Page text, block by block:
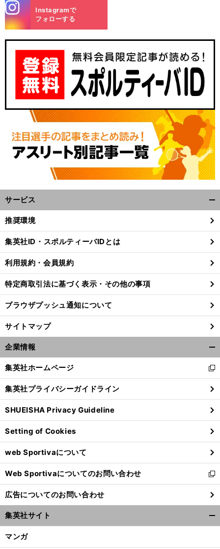
】
・
最
」
前
m
Instagramで
フォローする
サービス
閉
る
推奨環境
集英社ID・スポルティーバIDとは
利用規約・会員規約
特定商取引法に基づく表示・その他の事項
ブラウザプッシュ通知について
サイトマップ
企業情報
閉
る
集英社ホームページ
新
し
い
ウ
ィ
ン
ド
ウ
で
開
く
集英社プライバシーガイドライン
SHUEISHA Privacy Guideline
Setting of Cookies
web Sportivaについて
Web Sportivaについてのお問い合わせ
新
し
い
ウ
ィ
ン
広告についてのお問い合わせ
集英社サイト
マンガ